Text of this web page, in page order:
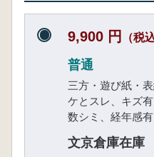
9,900 円 （税
普通
三方・遊び紙・
ケとスレ、キズ
数シミ、経年感有
文京倉庫在庫